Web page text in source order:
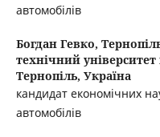
автомобілів
Богдан Гевко,
технічний
Тернопіль, Україна
кандидат економічних
автомобілів